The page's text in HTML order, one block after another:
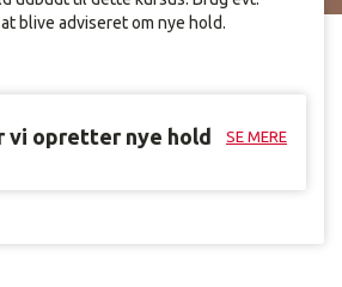
blive adviseret om nye hold.
vi opretter nye hold SE MERE